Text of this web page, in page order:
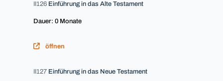
II126 Einführung in das Alte Testament
Dauer: 0 Monate
öffnen
II127 Einführung in das Neue Testament